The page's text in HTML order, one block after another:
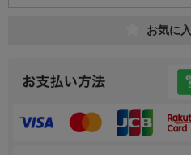
お気に